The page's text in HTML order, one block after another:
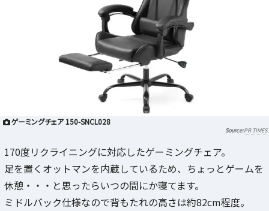
ゲーミングチェア 150-SNCL028
PR TIMES
170度リクライニングに対応したゲーミングチェア。
足を置くオットマンを内蔵しているため、ちょっとゲームを
休憩・・・と思ったらいつの間にか寝てます。
ミドルバック仕様なので背もたれの高さは約82cm程度。